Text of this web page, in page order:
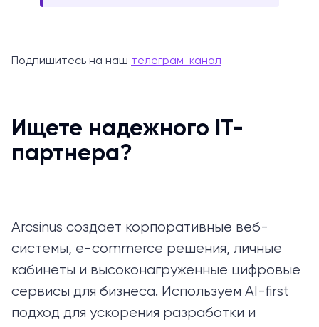
Подпишитесь на наш телеграм-канал
Ищете надежного IT-
партнера?
Arcsinus создает корпоративные веб-
системы, e-commerce решения, личные
кабинеты и высоконагруженные цифровые
сервисы для бизнеса. Используем AI-first
подход для ускорения разработки и